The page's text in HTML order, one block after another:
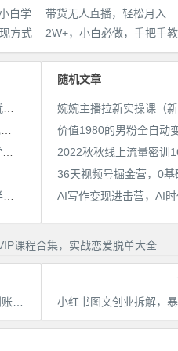
白学
方式
带货无人直播，轻松月入
2W+，小白必做，手把手教
学，无脑操作(附学习资料)
25年最新抖音掘金项目，非常简单，容易起号，干了就有收益那种
用AI制作电影不是梦，小白学会后轻松熟练上手，变现方式多样，日入2张+
带货无人直播，轻松月入2W+，小白必做，手把手教学，无脑操作(附学习资料)
宝子哥·无人直播-非实时防风技术(更新25年6月)无人半无人直播
随机文章
价值1980的男粉全自动
】
小红书图文创业拆解，暴